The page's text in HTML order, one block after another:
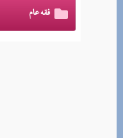
فقه عام